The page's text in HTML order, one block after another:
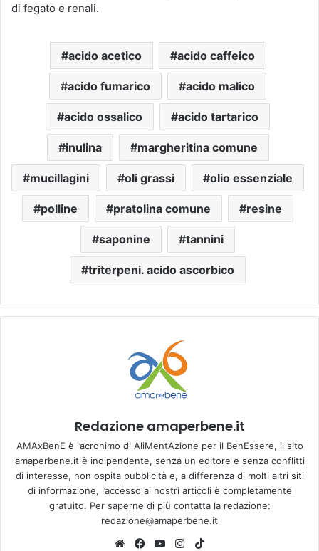
di fegato e renali.
acido acetico acido caffeico
acido fumarico acido malico
acido ossalico acido tartarico
inulina margheritina comune
mucillagini oli grassi olio essenziale
polline pratolina comune resine
saponine tannini
triterpeni. acido ascorbico
Redazione amaperbene.it
AMAxBenE è l’acronimo di AliMentAzione per il BenEssere, il sito
amaperbene.it è indipendente, senza un editore e senza conflitti
di interesse, non ospita pubblicità e, a differenza di molti altri siti
di informazione, l’accesso ai nostri articoli è completamente
gratuito. Per saperne di più contatta la redazione:
redazione@amaperbene.it
We
Fa
Yo
Ins